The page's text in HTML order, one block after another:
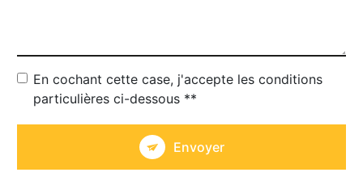
En cochant cette case, j'accepte les conditions
particulières ci-dessous **
Envoyer